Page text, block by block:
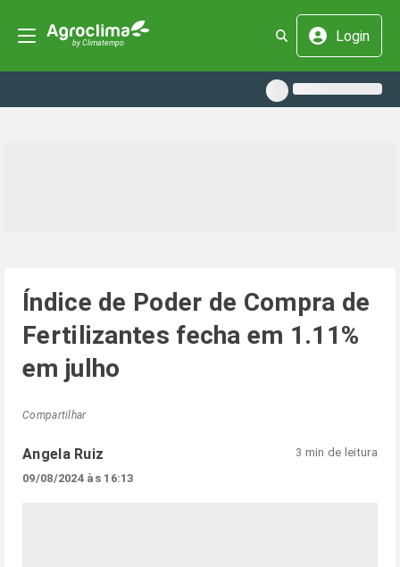
Login
Índice de Poder de Compra de
Fertilizantes fecha em 1.11%
em julho
Compartilhar
Angela Ruiz
09/08/2024 às 16:13
3 min de leitura